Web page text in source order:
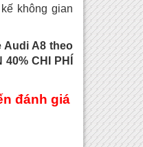
không gian
Audi A8 theo
CHI PHÍ
đánh giá